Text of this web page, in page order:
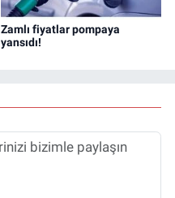
Zamlı fiyatlar pompaya
yansıdı!